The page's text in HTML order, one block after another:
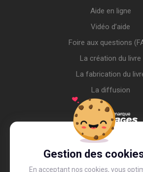
Gestion des
En acceptant nos cookies, vous
Aide en ligne
Vidéo d’aide
Foire aux questions
La création du livre
La fabrication du
La diffusion